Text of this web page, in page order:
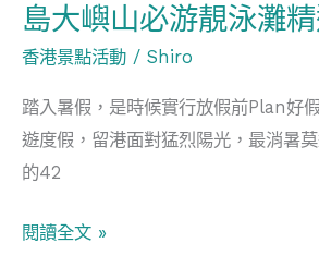
願
夢
幻
啟
島大嶼山必游靚泳灘
香港景點活動 / Shiro
踏入暑假，是時候實行放假前Plan好
遊度假，留港面對猛烈陽光，最消暑
的42
貢
港
大
嶼
山
游
閱讀全文 »